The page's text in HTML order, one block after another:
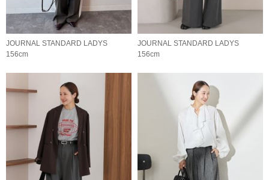
JOURNAL STANDARD LADYS
156cm
JOURNAL STANDARD LADYS
156cm